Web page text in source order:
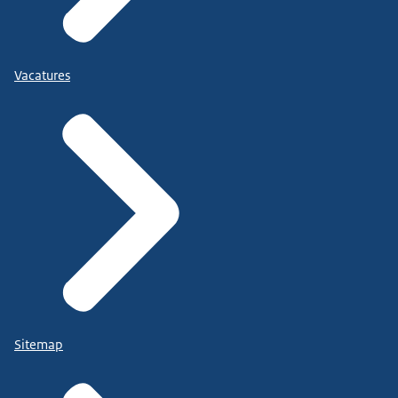
Vacatures
Sitemap